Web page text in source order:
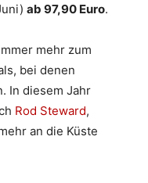
ab 97,90 Euro.
mehr zum
bei denen
In diesem Jahr
Rod Steward,
an die Küste